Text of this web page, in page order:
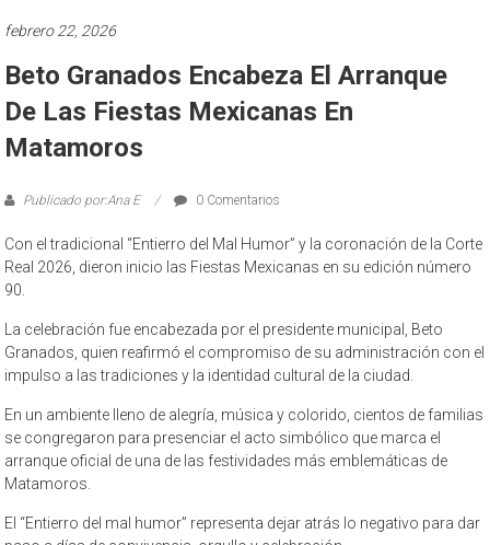
febrero 22, 2026
Beto Granados Encabeza El Arranque
De Las Fiestas Mexicanas En
Matamoros
Publicado por:Ana E 0 Comentarios
Con el tradicional “Entierro del Mal Humor” y la coronación de la Corte
Real 2026, dieron inicio las Fiestas Mexicanas en su edición número
90.
La celebración fue encabezada por el presidente municipal, Beto
Granados, quien reafirmó el compromiso de su administración con el
impulso a las tradiciones y la identidad cultural de la ciudad.
En un ambiente lleno de alegría, música y colorido, cientos de familias
se congregaron para presenciar el acto simbólico que marca el
arranque oficial de una de las festividades más emblemáticas de
Matamoros.
El “Entierro del mal humor” representa dejar atrás lo negativo para dar